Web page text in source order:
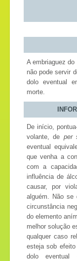
A embriaguez
não pode servir
dolo eventual
morte.
De início,
volante, de per
eventual
que venha a
com a
influência de
causar, por
alguém. Não se
circunstância
do elemento
melhor solução
qualquer caso
esteja sob
dolo